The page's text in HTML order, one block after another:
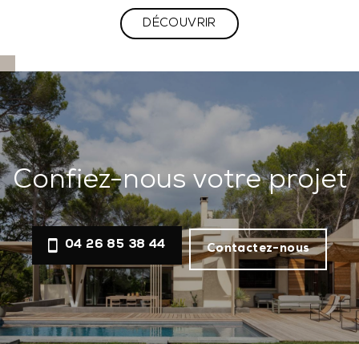
DÉCOUVRIR
Confiez-nous votre projet
04 26 85 38 44 Contactez-nous